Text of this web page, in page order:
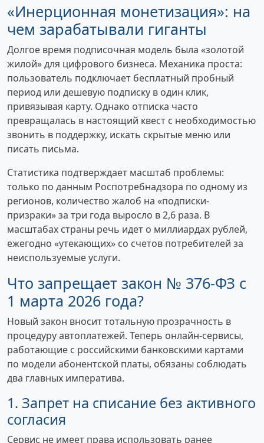
«Инерционная монетизация»: на
чем зарабатывали гиганты
Долгое время подписочная модель была «золотой
жилой» для цифрового бизнеса. Механика проста:
пользователь подключает бесплатный пробный
период или дешевую подписку в один клик,
привязывая карту. Однако отписка часто
превращалась в настоящий квест с необходимостью
звонить в поддержку, искать скрытые меню или
писать письма.
Статистика подтверждает масштаб проблемы:
только по данным Роспотребнадзора по одному из
регионов, количество жалоб на «подписки-
призраки» за три года выросло в 2,6 раза. В
масштабах страны речь идет о миллиардах рублей,
ежегодно «утекающих» со счетов потребителей за
неиспользуемые услуги.
Что запрещает закон № 376-ФЗ с
1 марта 2026 года?
Новый закон вносит тотальную прозрачность в
процедуру автоплатежей. Теперь онлайн-сервисы,
работающие с российскими банковскими картами
по модели абонентской платы, обязаны соблюдать
два главных императива.
1. Запрет на списание без активного
согласия
Сервис не имеет права использовать ранее